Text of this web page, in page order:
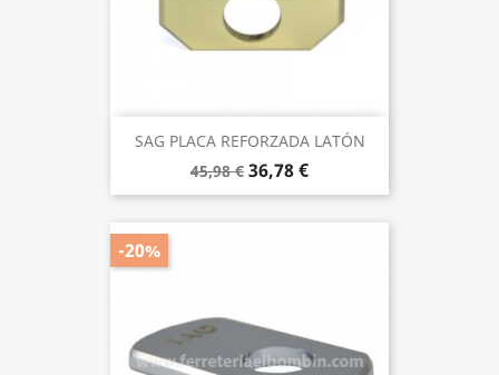
SAG PLACA REFORZADA LATÓN
45,98 € 36,78 €
-20%